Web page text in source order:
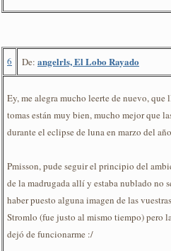
6 De: angelrls, El Lobo Rayado
Ey, me alegra mucho leerte de nuevo,
tomas están muy bien, mucho mejor que
durante el eclipse de luna en marzo del
Pmisson, pude seguir el principio del
de la madrugada allí y estaba nublado no
haber puesto alguna imagen de las
Stromlo (fue justo al mismo tiempo) pero
dejó de funcionarme :/